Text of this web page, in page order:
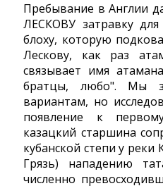
Пребывание в Англии
ЛЕСКОВУ затравку
блоху, которую
Лескову, как раз
связывает имя
братцы, любо". Мы
вариантам, но
появление к
казацкий старшина
кубанской степи у реки
Грязь) нападению
численно